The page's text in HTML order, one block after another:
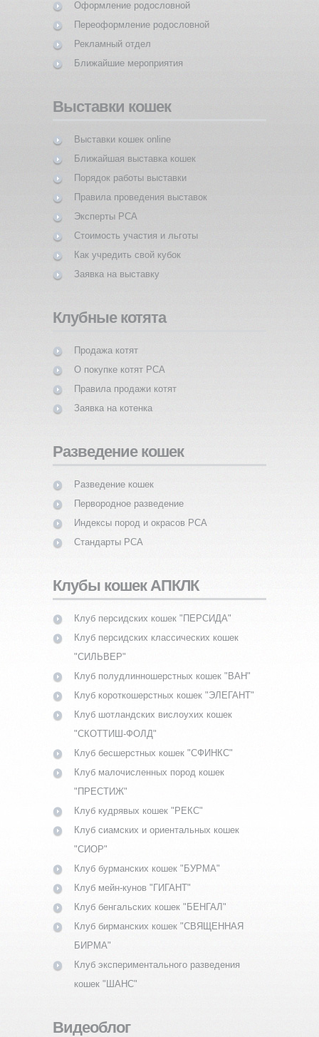
Оформление родословной
Переоформление родословной
Рекламный отдел
Ближайшие мероприятия
Выставки кошек
Выставки кошек online
Ближайшая выставка кошек
Порядок работы выставки
Правила проведения выставок
Эксперты PCA
Стоимость участия и льготы
Как учредить свой кубок
Заявка на выставку
Клубные котята
Продажа котят
О покупке котят PCA
Правила продажи котят
Заявка на котенка
Разведение кошек
Разведение кошек
Первородное разведение
Индексы пород и окрасов PCA
Стандарты PCA
Клубы кошек АПКЛК
Клуб персидских кошек "ПЕРСИДА"
Клуб персидских классических кошек
"СИЛЬВЕР"
Клуб полудлинношерстных кошек "ВАН"
Клуб короткошерстных кошек "ЭЛЕГАНТ"
Клуб шотландских вислоухих кошек
"СКОТТИШ-ФОЛД"
Клуб бесшерстных кошек "СФИНКС"
Клуб малочисленных пород кошек
"ПРЕСТИЖ"
Клуб кудрявых кошек "РЕКС"
Клуб сиамских и ориентальных кошек
"СИОР"
Клуб бурманских кошек "БУРМА"
Клуб мейн-кунов "ГИГАНТ"
Клуб бенгальских кошек "БЕНГАЛ"
Клуб бирманских кошек "СВЯЩЕННАЯ
БИРМА"
Клуб экспериментального разведения
кошек "ШАНС"
Видеоблог